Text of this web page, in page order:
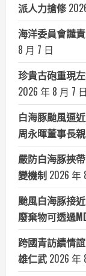
派人力搶修
海洋委員會譴
8 月 7 日
珍貴古砲重現
2026 年 8 月 7 日
白海豚颱風逼
周永暉董事長
嚴防白海豚挾
變機制 2026 年
颱風白海豚接
廢棄物可透過
跨國青訪續情
雄仁武 2026 年